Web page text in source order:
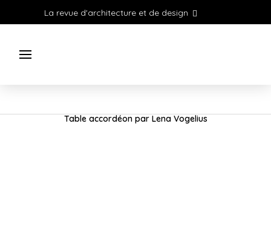
La revue d'architecture et de design
Table accordéon par Lena Vogelius